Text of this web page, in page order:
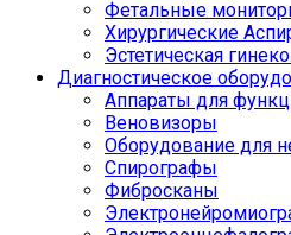
Фетальные
Хирургические
Эстетическая
Диагностическое
Аппараты для
Веновизоры
Оборудование для
Спирографы
Фибросканы